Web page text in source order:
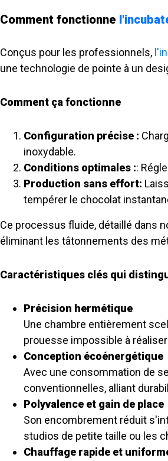
Comment fonctionne
Conçus pour les professionnels,
une technologie de pointe à un
Comment ça fonctionne
Configuration précise :
inoxydable.
Conditions optimales ::
Production sans effort:
tempérer le chocolat
Ce processus fluide, détaillé dans
éliminant les tâtonnements des
Caractéristiques clés qui
Précision hermétique
Une chambre entièrement
prouesse impossible à
Conception écoénergétique
Avec une consommation de
conventionnelles, alliant
Polyvalence et gain de place
Son encombrement réduit
studios de petite taille ou les
Chauffage rapide et